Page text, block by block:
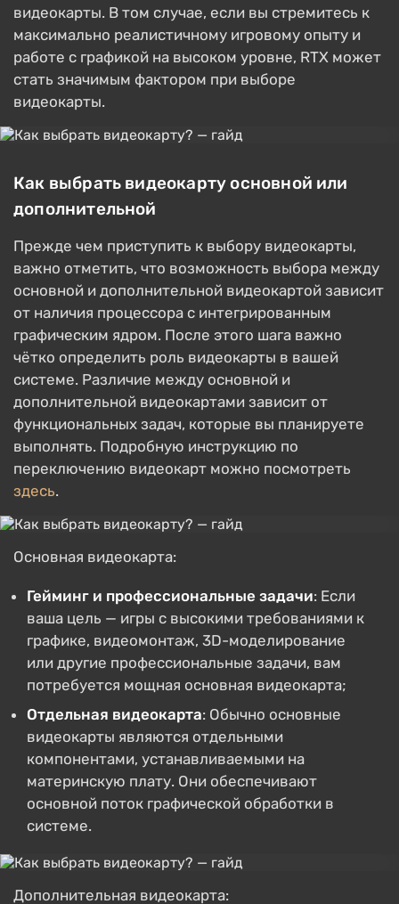
видеокарты. В том случае, если вы стремитесь к
максимально реалистичному игровому опыту и
работе с графикой на высоком уровне, RTX может
стать значимым фактором при выборе
видеокарты.
Как выбрать видеокарту основной или
дополнительной
Прежде чем приступить к выбору видеокарты,
важно отметить, что возможность выбора между
основной и дополнительной видеокартой зависит
от наличия процессора с интегрированным
графическим ядром. После этого шага важно
чётко определить роль видеокарты в вашей
системе. Различие между основной и
дополнительной видеокартами зависит от
функциональных задач, которые вы планируете
выполнять. Подробную инструкцию по
переключению видеокарт можно посмотреть
здесь.
Основная видеокарта:
Гейминг и профессиональные задачи: Если
ваша цель — игры с высокими требованиями к
графике, видеомонтаж, 3D-моделирование
или другие профессиональные задачи, вам
потребуется мощная основная видеокарта;
Отдельная видеокарта: Обычно основные
видеокарты являются отдельными
компонентами, устанавливаемыми на
материнскую плату. Они обеспечивают
основной поток графической обработки в
системе.
Дополнительная видеокарта: